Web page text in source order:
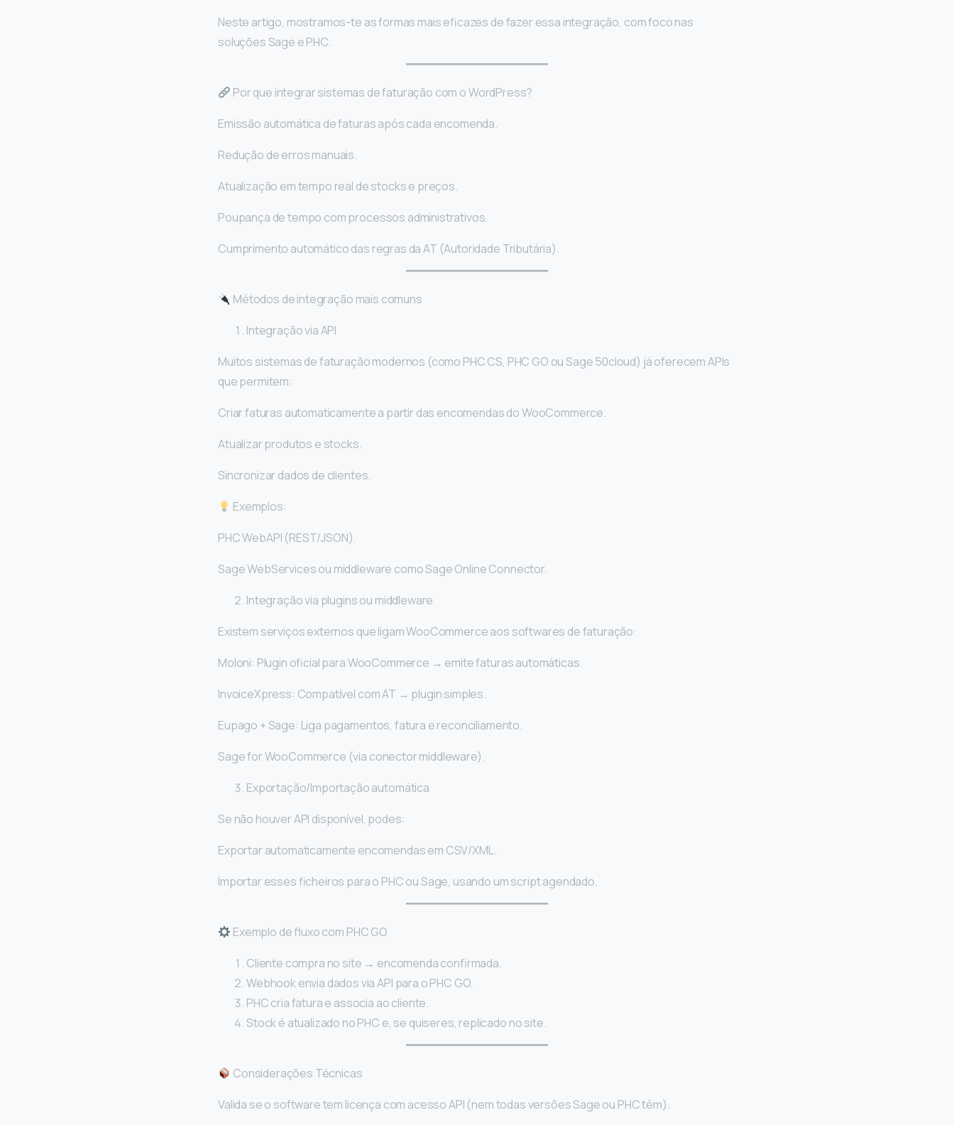
Neste artigo, mostramos-te as formas mais eficazes de fazer essa integração, com foco nas
soluções Sage e PHC.
Por que integrar sistemas de faturação com o WordPress?
Emissão automática de faturas após cada encomenda.
Redução de erros manuais.
Atualização em tempo real de stocks e preços.
Poupança de tempo com processos administrativos.
Cumprimento automático das regras da AT (Autoridade Tributária).
Métodos de integração mais comuns
Integração via API
Muitos sistemas de faturação modernos (como PHC CS, PHC GO ou Sage 50cloud) já oferecem APIs
que permitem:
Criar faturas automaticamente a partir das encomendas do WooCommerce.
Atualizar produtos e stocks.
Sincronizar dados de clientes.
Exemplos:
PHC WebAPI (REST/JSON).
Sage WebServices ou middleware como Sage Online Connector.
Integração via plugins ou middleware
Existem serviços externos que ligam WooCommerce aos softwares de faturação:
Moloni: Plugin oficial para WooCommerce → emite faturas automáticas.
InvoiceXpress: Compatível com AT → plugin simples.
Eupago + Sage: Liga pagamentos, fatura e reconciliamento.
Sage for WooCommerce (via conector middleware).
Exportação/Importação automática
Se não houver API disponível, podes:
Exportar automaticamente encomendas em CSV/XML.
Importar esses ficheiros para o PHC ou Sage, usando um script agendado.
Exemplo de fluxo com PHC GO
Cliente compra no site → encomenda confirmada.
Webhook envia dados via API para o PHC GO.
PHC cria fatura e associa ao cliente.
Stock é atualizado no PHC e, se quiseres, replicado no site.
Considerações Técnicas
Valida se o software tem licença com acesso API (nem todas versões Sage ou PHC têm).